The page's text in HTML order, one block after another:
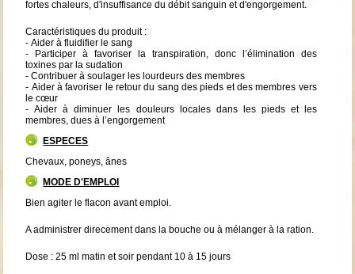
fortes chaleurs, d'insuffisance du débit sanguin et d'engorgement.
Caractéristiques du produit :
- Aider à fluidifier le sang
- Participer à favoriser la transpiration, donc l’élimination des
toxines par la sudation
- Contribuer à soulager les lourdeurs des membres
- Aider à favoriser le retour du sang des pieds et des membres vers
le cœur
- Aider à diminuer les douleurs locales dans les pieds et les
membres, dues à l’engorgement
ESPECES
Chevaux, poneys, ânes
MODE D'EMPLOI
Bien agiter le flacon avant emploi.
A administrer direcement dans la bouche ou à mélanger à la ration.
Dose : 25 ml matin et soir pendant 10 à 15 jours